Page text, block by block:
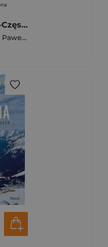
Jura Krakowsko-Częstochowska. Slow przewodnik
Paweł Pomykalski